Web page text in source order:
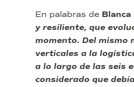
En palabras de
y resiliente, que
momento. Del mismo
verticales a la
a lo largo de las seis
considerado que